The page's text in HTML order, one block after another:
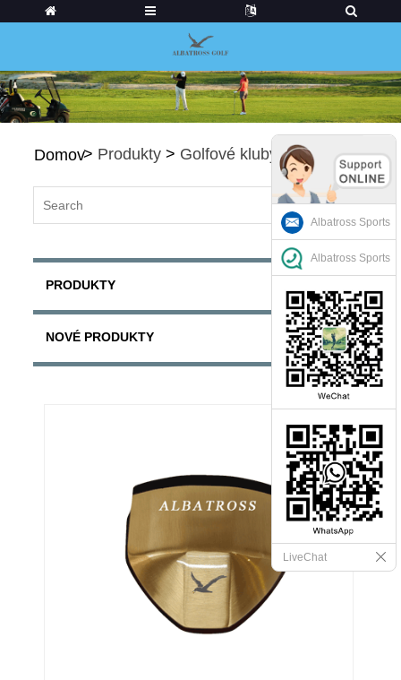
Domov> Produkty > Golfové kluby Park
PRODUKTY
NOVÉ PRODUKTY
Albatross Sports
Albatross Sports
LiveChat